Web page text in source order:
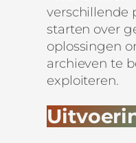
verschillende
starten over
oplossingen
archieven te
exploiteren.